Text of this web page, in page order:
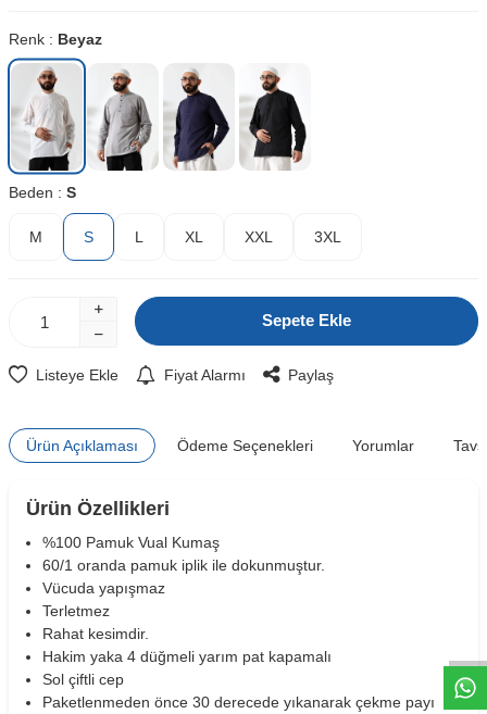
Renk : Beyaz
Beden : S
M S L XL XXL 3XL
Sepete Ekle
Listeye Ekle Fiyat Alarmı Paylaş
Ürün Açıklaması Ödeme Seçenekleri Yorumlar
Ürün Özellikleri
%100 Pamuk Vual Kumaş
60/1 oranda pamuk iplik ile dokunmuştur.
Vücuda yapışmaz
Terletmez
Rahat kesimdir.
Hakim yaka 4 düğmeli yarım pat kapamalı
Sol çiftli cep
Paketlenmeden önce 30 derecede yıkanarak çekme payı